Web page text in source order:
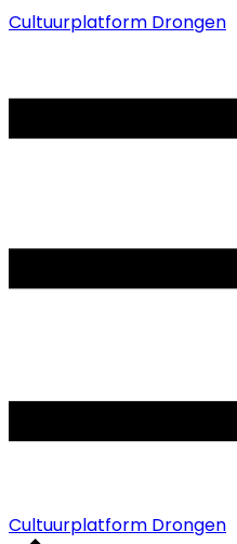
Cultuurplatform Drongen
Cultuurplatform Drongen